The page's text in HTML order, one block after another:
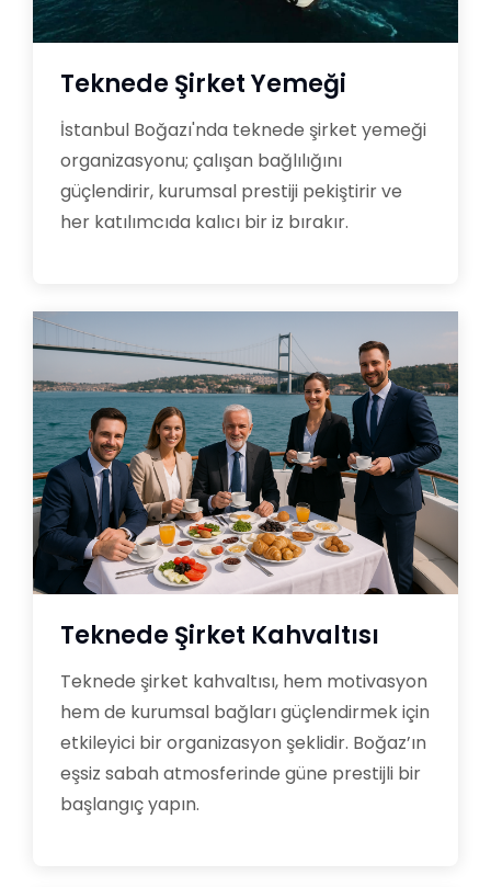
Teknede Şirket Yemeği
İstanbul Boğazı'nda teknede şirket yemeği
organizasyonu; çalışan bağlılığını
güçlendirir, kurumsal prestiji pekiştirir ve
her katılımcıda kalıcı bir iz bırakır.
Teknede Şirket Kahvaltısı
Teknede şirket kahvaltısı, hem motivasyon
hem de kurumsal bağları güçlendirmek için
etkileyici bir organizasyon şeklidir. Boğaz’ın
eşsiz sabah atmosferinde güne prestijli bir
başlangıç yapın.